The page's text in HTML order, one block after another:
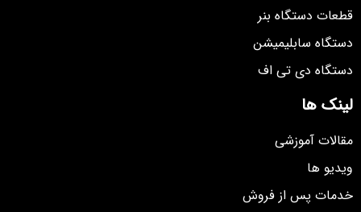
قطعات دستگاه بنر
دستگاه سابلیمیشن
دستگاه دی تی اف
لینک ها
مقالات آموزشی
ویدیو ها
خدمات پس از فروش